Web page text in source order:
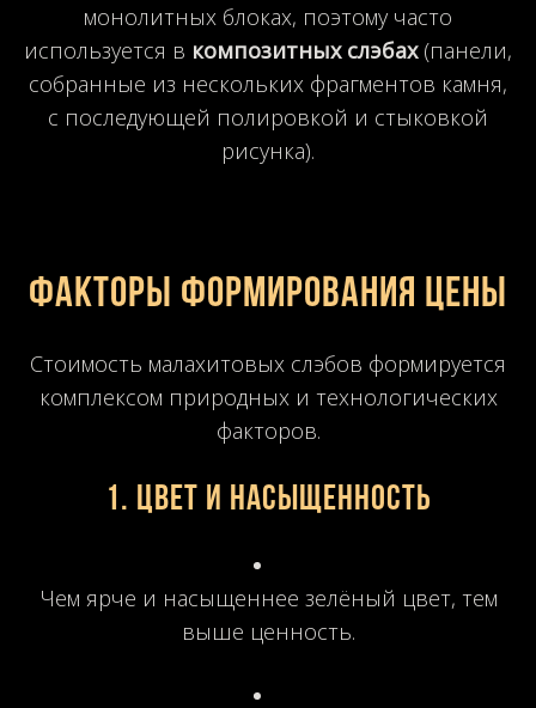
монолитных блоках, поэтому часто
используется в композитных слэбах(панели,
собранные из нескольких фрагментов камня,
с последующей полировкой и стыковкой
рисунка).
Факторы формирования цены
Стоимость малахитовых слэбов формируется
комплексом природных и технологических
факторов.
1. Цвет и насыщенность
Чем ярче и насыщеннее зелёный цвет, тем
выше ценность.